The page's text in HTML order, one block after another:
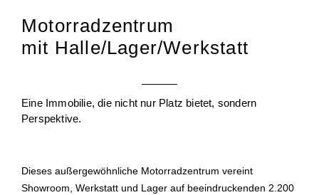
Motorradzentrum
mit Halle/Lager/Werkstatt
Eine Immobilie, die nicht nur Platz bietet, sondern
Perspektive.
Dieses außergewöhnliche Motorradzentrum vereint
Showroom, Werkstatt und Lager auf beeindruckenden 2.200